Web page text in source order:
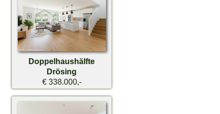
Doppelhaushälfte
Drösing
€ 338.000,-